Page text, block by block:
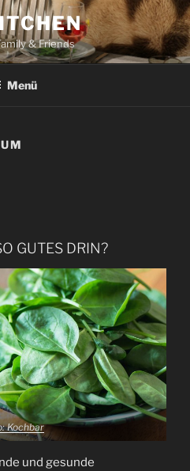
& Friends
Menü
GUTES DRIN?
Kochbar
und gesunde